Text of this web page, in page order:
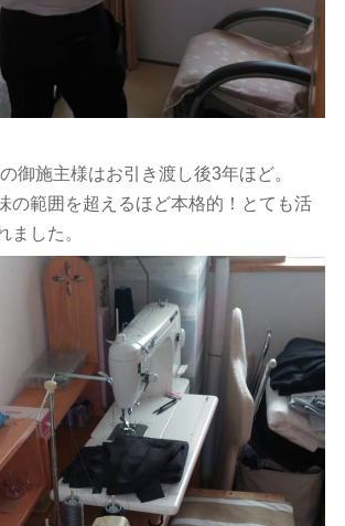
御施主様はお引き渡し後3年ほど。
の範囲を超えるほど本格的！とても活
ました。